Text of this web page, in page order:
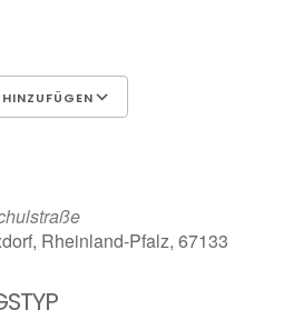
Rheinland-Pfalz, 67133